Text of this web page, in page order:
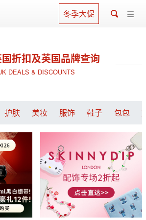
冬季大促
折扣及英国品牌查询
DEALS & DISCOUNTS
护肤 美妆 服饰 鞋子 包包